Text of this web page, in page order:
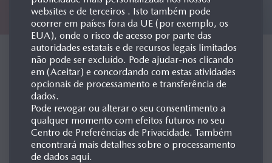
CONCEPT CARS
MAZDA SUITCASE CAR
websites e de terceiros . Isto também pode
ocorrer em países fora da UE (por exemplo, os
EUA), onde o risco de acesso por parte das
autoridades estatais e de recursos legais limitados
não pode ser excluído. Pode ajudar-nos clicando
em (Aceitar) e concordando com estas atividades
opcionais de processamento e transferência de
dados.
Pode revogar ou alterar o seu consentimento a
qualquer momento com efeitos futuros no seu
Centro de Preferências de Privacidade. Também
encontrará mais detalhes sobre o processamento
de dados aqui.